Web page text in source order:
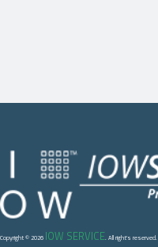
Copyright © 2026 IOW SERVICE. All right's reserved.